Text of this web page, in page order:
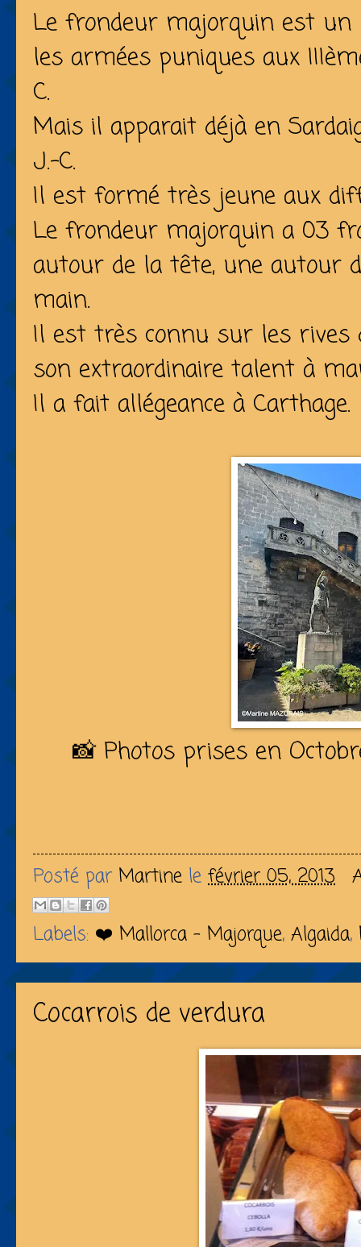
Le frondeur majorquin est
les armées puniques aux
C.
Mais il apparait déjà en
J.-C.
Il est formé très jeune aux
Le frondeur majorquin a 03
autour de la tête, une autour
main.
Il est très connu sur les rives
son extraordinaire talent à
Il a fait allégeance à Carthage.
📸 Photos prises en
Posté par Martine le février 05, 2013
Labels: ❤️ Mallorca - Majorque, Algaida,
Cocarrois de verdura